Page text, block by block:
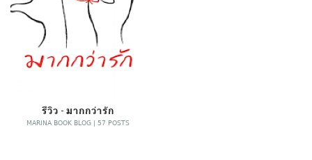
รีวิว - มากกว่ารัก
MARINA BOOK BLOG | 57 POSTS